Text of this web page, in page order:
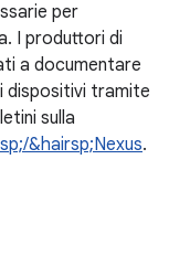
per
I produttori di
a documentare
dispositivi tramite
sulla
&hairsp;Nexus.